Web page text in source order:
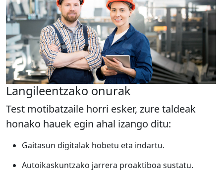
Langileentzako onurak
Test motibatzaile horri esker, zure taldeak
honako hauek egin ahal izango ditu:
Gaitasun digitalak hobetu eta indartu.
Autoikaskuntzako jarrera proaktiboa sustatu.